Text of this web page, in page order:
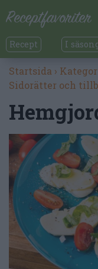
Recept I
Startsida ›
Sidorätter och